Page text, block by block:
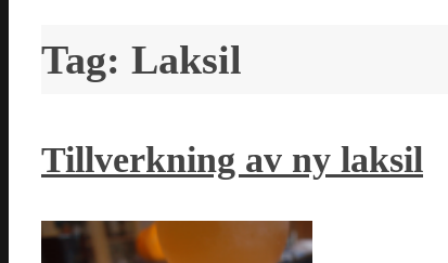
Tag: Laksil
Tillverkning av ny laksil